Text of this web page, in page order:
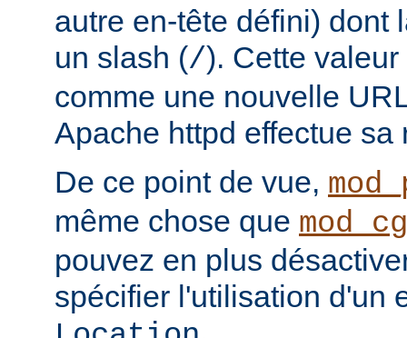
autre en-tête défini) dont
un slash (/). Cette
comme une nouvelle
Apache httpd effectue sa
De ce point de vue,
même chose que
pouvez en plus
spécifier l'utilisation d'un